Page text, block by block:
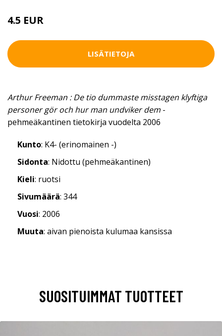
4.5 EUR
LISÄTIETOJA
Arthur Freeman : De tio dummaste misstagen klyftiga
personer gör och hur man undviker dem -
pehmeäkantinen tietokirja vuodelta 2006
Kunto: K4- (erinomainen -)
Sidonta: Nidottu (pehmeäkantinen)
Kieli: ruotsi
Sivumäärä: 344
Vuosi: 2006
Muuta: aivan pienoista kulumaa kansissa
SUOSITUIMMAT TUOTTEET